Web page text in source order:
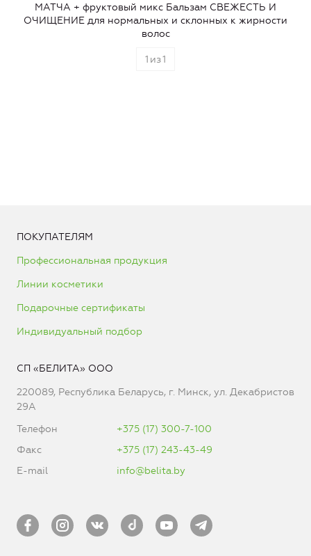
МАТЧА + фруктовый микс Бальзам СВЕЖЕСТЬ И
ОЧИЩЕНИЕ для нормальных и склонных к жирности
волос
1 из1
ПОКУПАТЕЛЯМ
Профессиональная продукция
Линии косметики
Подарочные сертификаты
Индивидуальный подбор
СП «БЕЛИТА» ООО
220089, Республика Беларусь, г. Минск, ул. Декабристов
29А
Телефон
+375 (17) 300-7-100
Факс
+375 (17) 243-43-49
E-mail
info@belita.by